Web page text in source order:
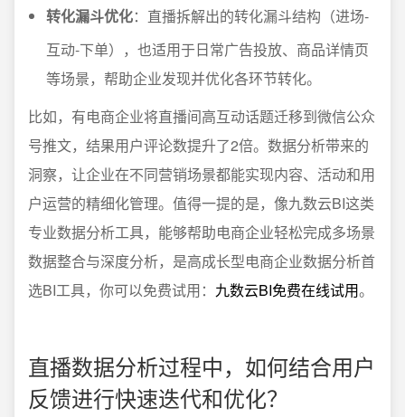
转化漏斗优化：直播拆解出的转化漏斗结构（进场-
互动-下单），也适用于日常广告投放、商品详情页
等场景，帮助企业发现并优化各环节转化。
比如，有电商企业将直播间高互动话题迁移到微信公众
号推文，结果用户评论数提升了2倍。数据分析带来的
洞察，让企业在不同营销场景都能实现内容、活动和用
户运营的精细化管理。值得一提的是，像九数云BI这类
专业数据分析工具，能够帮助电商企业轻松完成多场景
数据整合与深度分析，是高成长型电商企业数据分析首
选BI工具，你可以免费试用： 九数云BI免费在线试用。
直播数据分析过程中，如何结合用户
反馈进行快速迭代和优化？